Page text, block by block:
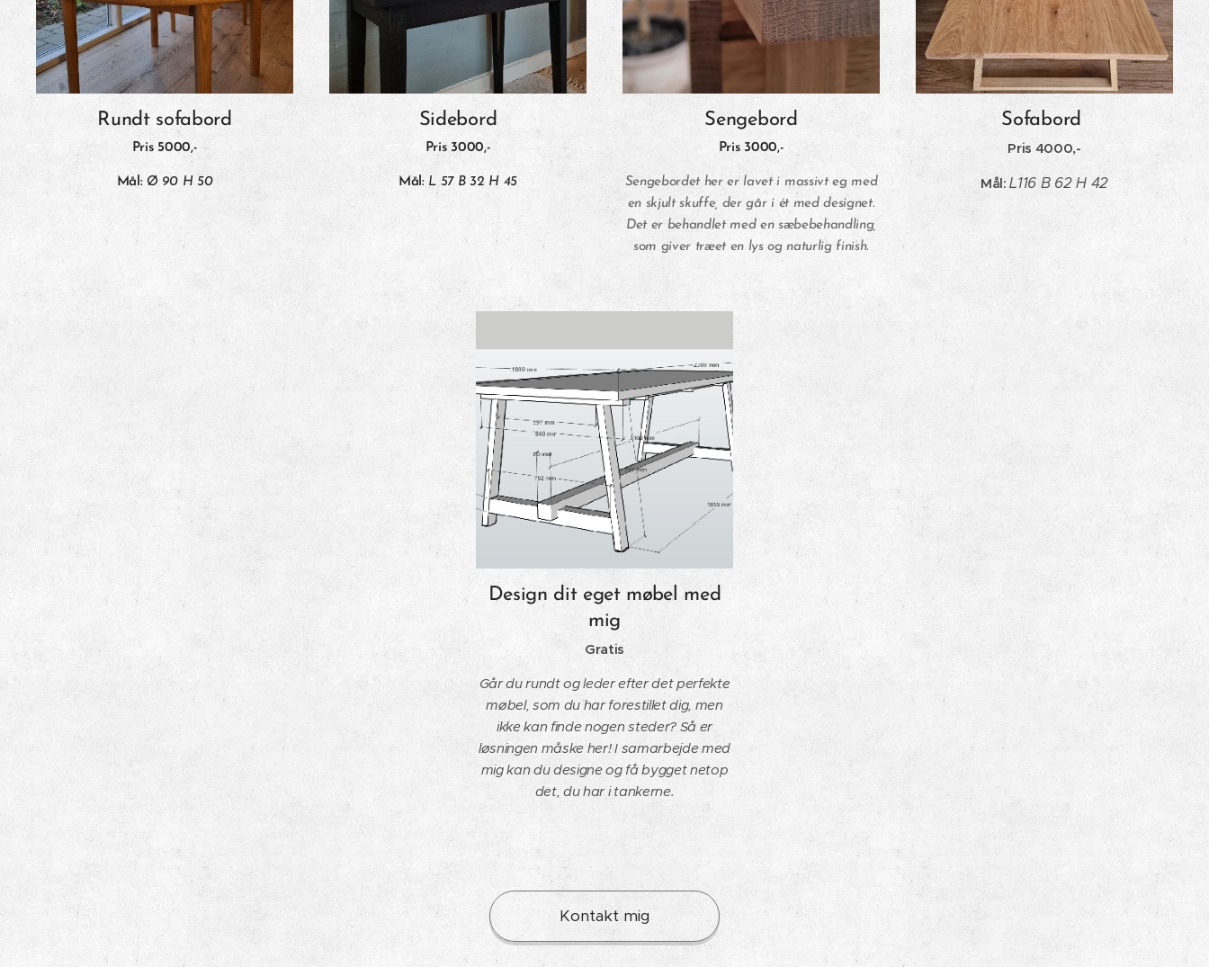
Rundt sofabord
Pris 5000,-
Mål:Ø90 H 50
Sidebord
Pris 3000,-
Mål: L 57 B 32 H 45
Sengebord
Pris 3000,-
Sengebordet her er lavet i massivt eg med
en skjult skuffe, der går i ét med designet.
Det er behandlet med en sæbebehandling,
som giver træet en lys og naturlig finish.
Sofabord
Pris 4000,-
Mål:L116 B 62 H 42
Design dit eget møbel med
mig
Gratis
Går du rundt og leder efter det perfekte
møbel, som du har forestillet dig, men
ikke kan finde nogen steder? Så er
løsningen måske her! I samarbejde med
mig kan du designe og få bygget netop
det, du har i tankerne.
Kontakt mig